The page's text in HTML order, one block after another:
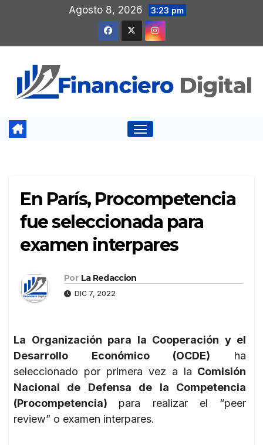
contenido
Agosto 8, 2026 3:23 pm
En París, Procompetencia
fue seleccionada para
examen interpares
Por La Redaccion
DIC 7, 2022
La Organización para la Cooperación y el
Desarrollo Económico (OCDE) ha
seleccionado por primera vez a la Comisión
Nacional de Defensa de la Competencia
(Procompetencia) para realizar el “peer
review” o examen interpares.